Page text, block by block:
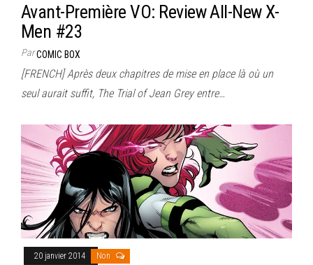
Avant-Première VO: Review All-New X-
Men #23
ParCOMIC BOX
[FRENCH] Après deux chapitres de mise en place là où un
seul aurait suffit, The Trial of Jean Grey entre…
20 janvier 2014 Non